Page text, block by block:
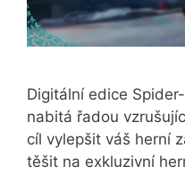
Digitální edice
nabitá řadou
cíl vylepšit váš herní
těšit na exkluzivní